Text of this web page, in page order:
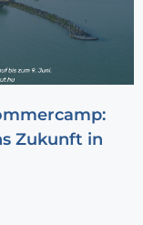
Zukunft in